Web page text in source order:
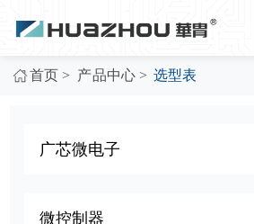
首页 > 产品中心 > 选型表